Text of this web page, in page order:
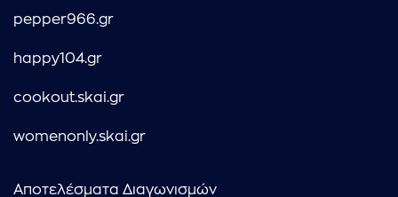
pepper966.gr
happy104.gr
cookout.skai.gr
womenonly.skai.gr
Αποτελέσματα Διαγωνισμών